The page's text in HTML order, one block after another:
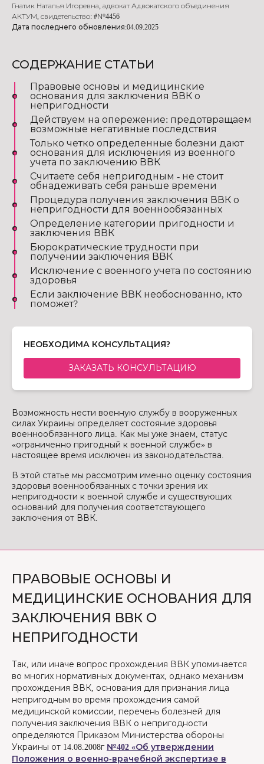
Гнатик Наталья Игоревна, адвокат Адвокатского объединения
АКТУМ, свидетельство: #№4456
Дата последнего обновления:04.09.2025
СОДЕРЖАНИЕ СТАТЬИ
Правовые основы и медицинские
основания для заключения ВВК о
непригодности
Действуем на опережение: предотвращаем
возможные негативные последствия
Только четко определенные болезни дают
основания для исключения из военного
учета по заключению ВВК
Считаете себя непригодным - не стоит
обнадеживать себя раньше времени
Процедура получения заключения ВВК о
непригодности для военнообязанных
Определение категории пригодности и
заключения ВВК
Бюрократические трудности при
получении заключения ВВК
Исключение с военного учета по состоянию
здоровья
Если заключение ВВК необоснованно, кто
поможет?
НЕОБХОДИМА КОНСУЛЬТАЦИЯ?
ЗАКАЗАТЬ КОНСУЛЬТАЦИЮ
Возможность нести военную службу в вооруженных
силах Украины определяет состояние здоровья
военнообязанного лица. Как мы уже знаем, статус
«ограниченно пригодный к военной службе» в
настоящее время исключен из законодательства.
В этой статье мы рассмотрим именно оценку состояния
здоровья военнообязанных с точки зрения их
непригодности к военной службе и существующих
оснований для получения соответствующего
заключения от ВВК.
ПРАВОВЫЕ ОСНОВЫ И
МЕДИЦИНСКИЕ ОСНОВАНИЯ ДЛЯ
ЗАКЛЮЧЕНИЯ ВВК О
НЕПРИГОДНОСТИ
Так, или иначе вопрос прохождения ВВК упоминается
во многих нормативных документах, однако механизм
прохождения ВВК, основания для признания лица
непригодным во время прохождения самой
медицинской комиссии, перечень болезней для
получения заключения ВВК о непригодности
определяются Приказом Министерства обороны
Украины от 14.08.2008г №402 «Об утверждении
Положения о военно-врачебной экспертизе в